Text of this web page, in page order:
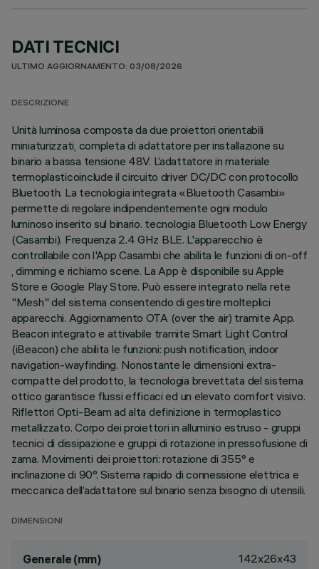
DATI TECNICI
ULTIMO AGGIORNAMENTO: 03/08/2026
DESCRIZIONE
Unità luminosa composta da due proiettori orientabili
miniaturizzati, completa di adattatore per installazione su
binario a bassa tensione 48V. L’adattatore in materiale
termoplasticoinclude il circuito driver DC/DC con protocollo
Bluetooth. La tecnologia integrata «Bluetooth Casambi»
permette di regolare indipendentemente ogni modulo
luminoso inserito sul binario. tecnologia Bluetooth Low Energy
(Casambi). Frequenza 2.4 GHz BLE. L'apparecchio è
controllabile con l'App Casambi che abilita le funzioni di on-off
, dimming e richiamo scene. La App è disponibile su Apple
Store e Google Play Store. Può essere integrato nella rete
"Mesh" del sistema consentendo di gestire molteplici
apparecchi. Aggiornamento OTA (over the air) tramite App.
Beacon integrato e attivabile tramite Smart Light Control
(iBeacon) che abilita le funzioni: push notification, indoor
navigation-wayfinding. Nonostante le dimensioni extra-
compatte del prodotto, la tecnologia brevettata del sistema
ottico garantisce flussi efficaci ed un elevato comfort visivo.
Riflettori Opti-Beam ad alta definizione in termoplastico
metallizzato. Corpo dei proiettori in alluminio estruso - gruppi
tecnici di dissipazione e gruppi di rotazione in pressofusione di
zama. Movimenti dei proiettori: rotazione di 355° e
inclinazione di 90°. Sistema rapido di connessione elettrica e
meccanica dell’adattatore sul binario senza bisogno di utensili.
DIMENSIONI
Generale (mm) 142x26x43